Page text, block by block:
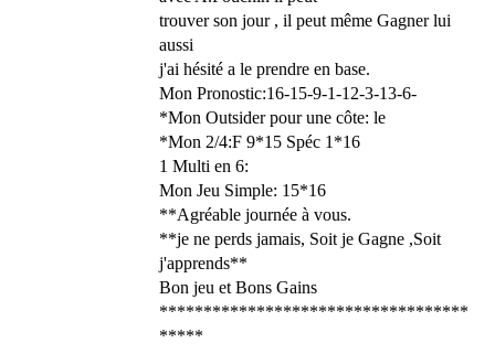
trouver son jour , il peut même Gagner lui
aussi
j'ai hésité a le prendre en base.
Mon Pronostic:16-15-9-1-12-3-13-6-
*Mon Outsider pour une côte: le
*Mon 2/4:F 9*15 Spéc 1*16
1 Multi en 6:
Mon Jeu Simple: 15*16
**Agréable journée à vous.
**je ne perds jamais, Soit je Gagne ,Soit
j'apprends**
Bon jeu et Bons Gains
***********************************
*****